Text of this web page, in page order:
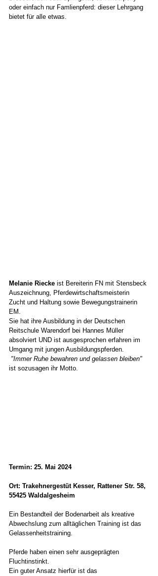
oder einfach nur Famlienpferd: dieser Lehrgang
bietet für alle etwas.
Melanie Riecke ist Bereiterin FN mit Stensbeck
Auszeichnung, Pferdewirtschaftsmeisterin
Zucht und Haltung sowie Bewegungstrainerin
EM.
Sie hat ihre Ausbildung in der Deutschen
Reitschule Warendorf bei Hannes Müller
absolviert UND ist ausgesprochen erfahren im
Umgang mit jungen Ausbildungspferden.
"Immer Ruhe bewahren und gelassen bleiben"
ist sozusagen ihr Motto.
Termin: 25. Mai 2024
Ort: Trakehnergestüt Kesser, Rattener Str. 58,
55425 Waldalgesheim
Ein Bestandteil der Bodenarbeit als kreative
Abwechslung zum alltäglichen Training ist das
Gelassenheitstraining.
Pferde haben einen sehr ausgeprägten
Fluchtinstinkt.
Ein guter Ansatz hierfür ist das